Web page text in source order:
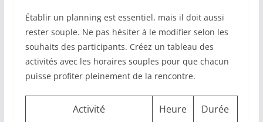
Établir un planning est essentiel, mais il doit aussi
rester souple. Ne pas hésiter à le modifier selon les
souhaits des participants. Créez un tableau des
activités avec les horaires souples pour que chacun
puisse profiter pleinement de la rencontre.
Activité Heure Durée